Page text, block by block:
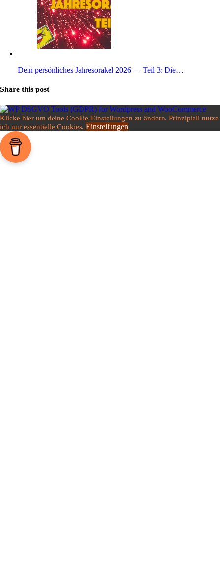
Dein per­sön­li­ches Jah­res­orakel 2026 — Teil 3: Die…
Share this post
Klicke hier um deine Cookie-Einstellungen zu ändern. Prinzipiell nutze
ich nur essentielle Cookies. Einstellungen